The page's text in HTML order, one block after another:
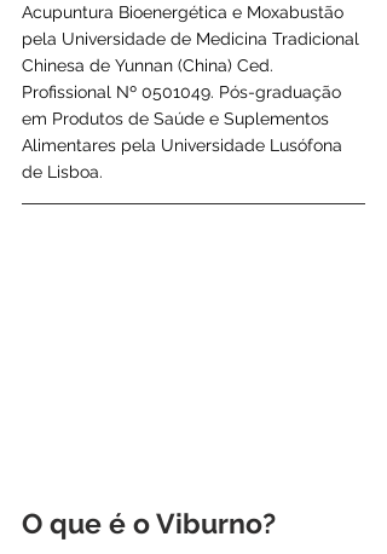
Acupuntura Bioenergética e Moxabustão
pela Universidade de Medicina Tradicional
Chinesa de Yunnan (China) Ced.
Profissional Nº 0501049. Pós-graduação
em Produtos de Saúde e Suplementos
Alimentares pela Universidade Lusófona
de Lisboa.
O que é o Viburno?